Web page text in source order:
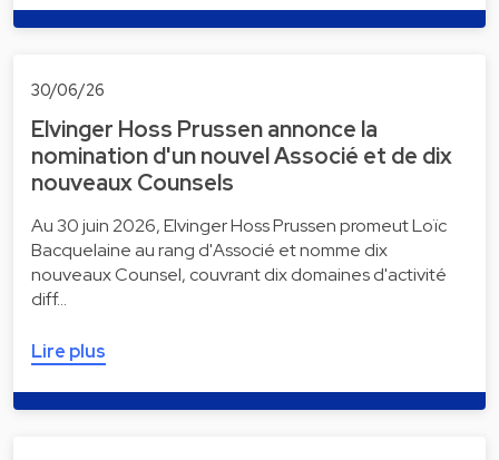
30/06/26
Elvinger Hoss Prussen annonce la
nomination d'un nouvel Associé et de dix
nouveaux Counsels
Au 30 juin 2026, Elvinger Hoss Prussen promeut Loïc
Bacquelaine au rang d'Associé et nomme dix
nouveaux Counsel, couvrant dix domaines d'activité
diff…
Lire plus